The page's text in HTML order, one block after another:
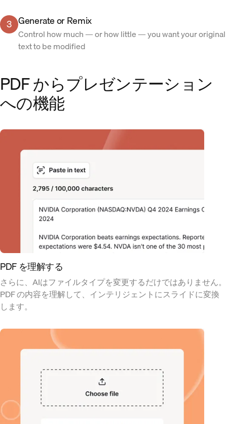
3 Generate or Remix
Control how much — or how little — you want your original
text to be modified
PDF からプレゼンテーション
への機能
PDF を理解する
さらに、AIはファイルタイプを変更するだけではありません。
PDF の内容を理解して、インテリジェントにスライドに変換
します。